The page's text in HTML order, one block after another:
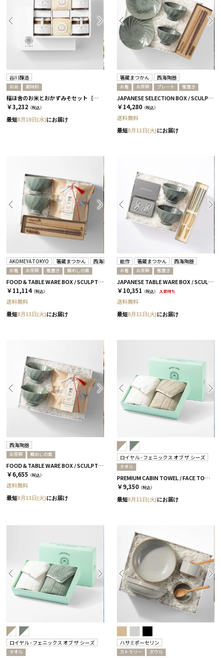
谷川醸造
お米 調味料
稲ほ舎のお米とおかずみそセット［谷川醸造］
￥3,232 （税込）
最短8月19日(水)にお届け
箸蔵まつかん 西海陶器
お箸 お茶碗 プレート 箸置き
JAPANESE SELECTION BOX / SCULPTURE / セージグリーン / さくら＆ウォルナット
￥14,280 （税込）
送料無料
最短8月11日(火)にお届け
AKOMEYA TOKYO 箸蔵まつかん 西海陶器
お箸 お茶碗 箸置き 鯛めしの素
FOOD＆TABLE WARE BOX / SCULPTURE / 鯛めし+箸 / さくら＆ウォルナット
￥11,114（税込）
送料無料
最短8月11日(火)にお届け
能作 箸蔵まつかん 西海陶器
お箸 お茶碗 箸置き
JAPANESE TABLE WARE BOX / SCULPTURE / セージグリーン / 浜色＆雲色
￥10,351 （税込） 入荷待ち
送料無料
最短8月11日(火)にお届け
西海陶器
お茶碗 鯛めしの素
FOOD＆TABLE WARE BOX / SCULPTURE / 鯛めし
￥6,655 （税込）
送料無料
最短8月11日(火)にお届け
ロイヤル - フェニックス オブ ザ シーズ
タオル
PREMIUM CABIN TOWEL / FACE TOWEL / PLAZA TAUPE
￥9,350 （税込）
最短8月11日(火)にお届け
ロイヤル - フェニックス オブ ザ シーズ
タオル
ハサミポーセリン
カトラリー ボウル